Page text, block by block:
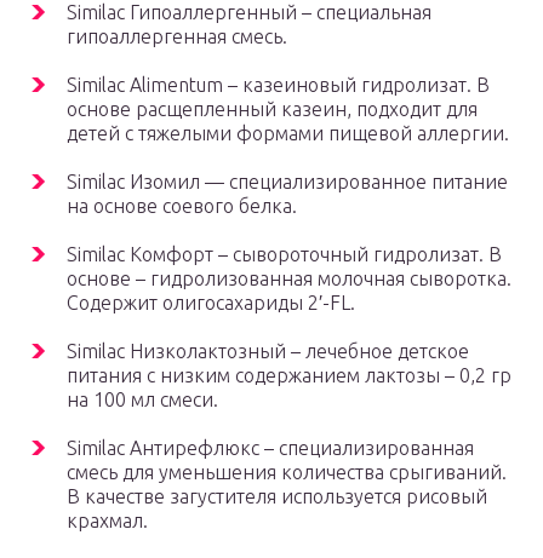
Similac Гипоаллергенный – специальная
гипоаллергенная смесь.
Similac Alimentum – казеиновый гидролизат. В
основе расщепленный казеин, подходит для
детей с тяжелыми формами пищевой аллергии.
Similac Изомил — специализированное питание
на основе соевого белка.
Similac Комфорт – сывороточный гидролизат. В
основе – гидролизованная молочная сыворотка.
Содержит олигосахариды 2′-FL.
Similac Низколактозный – лечебное детское
питания с низким содержанием лактозы – 0,2 гр
на 100 мл смеси.
Similac Антирефлюкс – специализированная
смесь для уменьшения количества срыгиваний.
В качестве загустителя используется рисовый
крахмал.